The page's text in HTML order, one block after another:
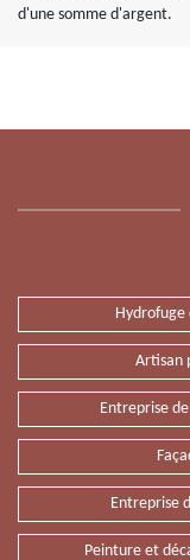
d'une somme d'argent.
Hydrofuge
Artisan
Entreprise
Entreprise
Peinture et